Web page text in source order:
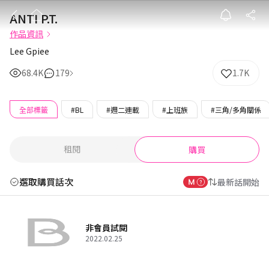
ANTI P.T.
ANTI P.T.
作品資訊
Lee Gpiee
68.4K
179 1.7K
全部標籤 #BL #週二連載 #上班族 #三角/多角關係
租閱 購買
選取購買話次 最新話開始
非會員試閱
2022.02.25